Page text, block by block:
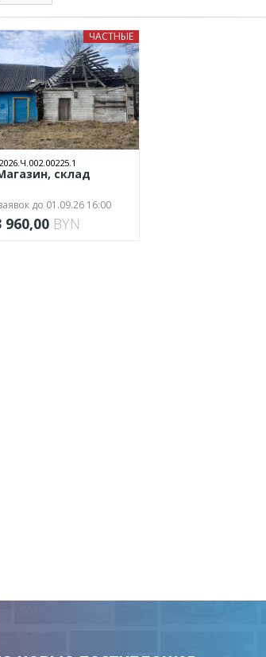
ЧАСТНЫЕ
2026.Ч.002.00225.1
склад
до 01.09.26 16:00
960,00 BYN